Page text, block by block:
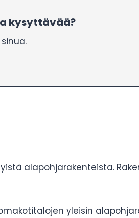
kysyttävää?
alapohjarakenteista.
yleisin